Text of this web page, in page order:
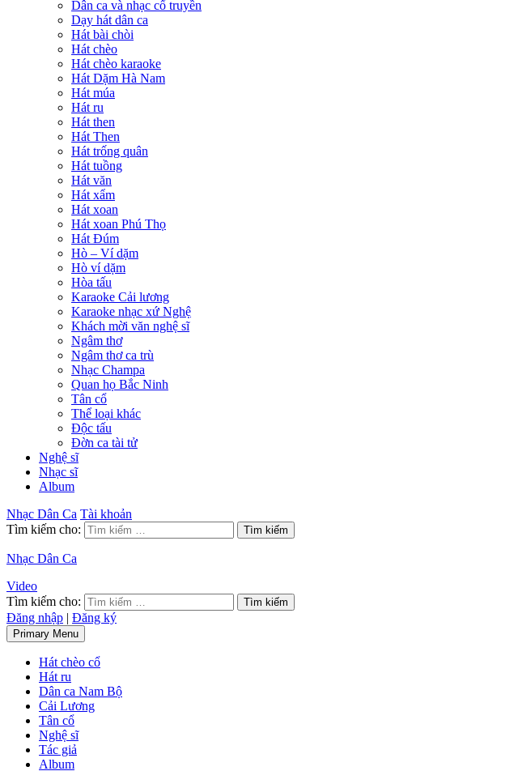
Dân ca và nhạc cổ truyền
Dạy hát dân ca
Hát bài chòi
Hát chèo
Hát chèo karaoke
Hát Dặm Hà Nam
Hát múa
Hát ru
Hát then
Hát Then
Hát trống quân
Hát tuồng
Hát văn
Hát xẩm
Hát xoan
Hát xoan Phú Thọ
Hát Đúm
Hò – Ví dặm
Hò ví dặm
Hòa tấu
Karaoke Cải lương
Karaoke nhạc xứ Nghệ
Khách mời văn nghệ sĩ
Ngâm thơ
Ngâm thơ ca trù
Nhạc Champa
Quan họ Bắc Ninh
Tân cổ
Thể loại khác
Độc tấu
Đờn ca tài tử
Nghệ sĩ
Nhạc sĩ
Album
Nhạc Dân Ca Tài khoản
Tìm kiếm cho:
Nhạc Dân Ca
Video
Tìm kiếm cho:
Đăng nhập | Đăng ký
Primary Menu
Hát chèo cổ
Hát ru
Dân ca Nam Bộ
Cải Lương
Tân cổ
Nghệ sĩ
Tác giả
Album